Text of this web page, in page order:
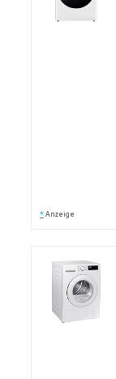
* Anzeige